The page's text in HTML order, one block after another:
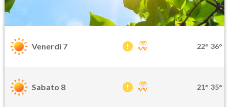
Venerdì 7 22° 36°
Sabato 8 21° 35°